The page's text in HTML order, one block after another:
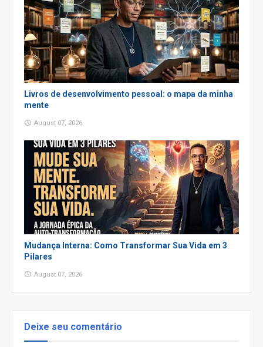
Livros de desenvolvimento pessoal: o mapa da minha
mente
August 07, 2026
Mudança Interna: Como Transformar Sua Vida em 3
Pilares
August 07, 2026
Deixe seu comentário